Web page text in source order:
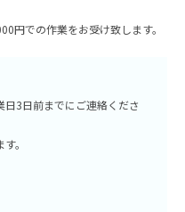
円での作業をお受け致します。
3日前までにご連絡くださ
。